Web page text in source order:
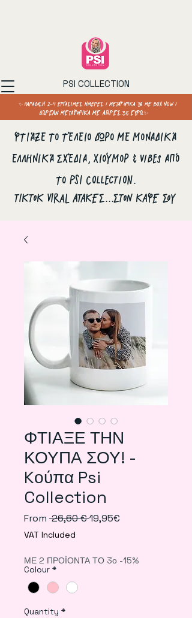
PSI COLLECTION
✨ ΠΑΡΑΔΟΣΗ 2–4 ΕΡΓΑΣΙΜΕΣ ΗΜΕΡΕΣ / ΜΕΤΑΦΟΡΙΚΑ 3€ ΜΕ BOX NOW /
ΔΩΡΕΑΝ ΜΕΤΑΦΟΡΙΚΑ ΜΕ ΑΓΟΡΕΣ 35 ΕΥΡΩ✨
Φτιάξε το τέλειο δώρο με μοναδικά
ελληνικά σχέδια, χιούμορ & vibes από
το PSI Collection.
ΤΙΚΤΟΚ VIRAL ΑΤΑΚΕΣ...ΣΤΟΝ ΚΑΦΕ ΣΟΥ
ΦΤΙΑΞΕ ΤΗΝ
ΚΟΥΠΑ ΣΟΥ! -
Kούπα Psi
Collection
From 26,60 € Regular
19,95€
VAT Included
ΜΕ 2 ΠΡΟΪΟΝΤΑ ΤΟ 3ο -15%
Colour *
Quantity *